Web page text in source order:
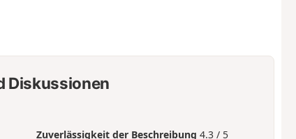
Diskussionen
Zuverlässigkeit der Beschreibung 4.3 / 5